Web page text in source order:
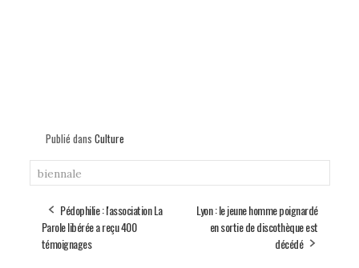
Publié dans Culture
biennale
Pédophilie : l'association La
Parole libérée a reçu 400
témoignages
Lyon : le jeune homme poignardé
en sortie de discothèque est
décédé